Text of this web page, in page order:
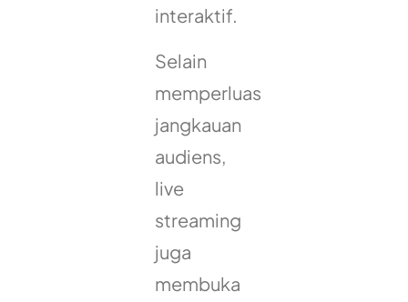
interaktif.
Selain
memperluas
jangkauan
audiens,
live
streaming
juga
membuka